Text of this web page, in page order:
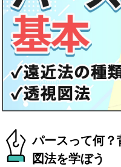
パースって何
図法を学ぼう